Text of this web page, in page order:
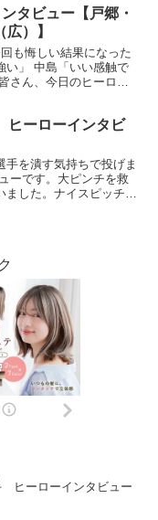
タビュー【戸郷・
）】
も悔しい結果になった
い」 中島「いい感触で
さん、今日のヒーロ
ーローインタビ
手を潰す気持ちで投げま
ーです。大ピンチを救
ました。ナイスピッチン
ヒーローインタビュー